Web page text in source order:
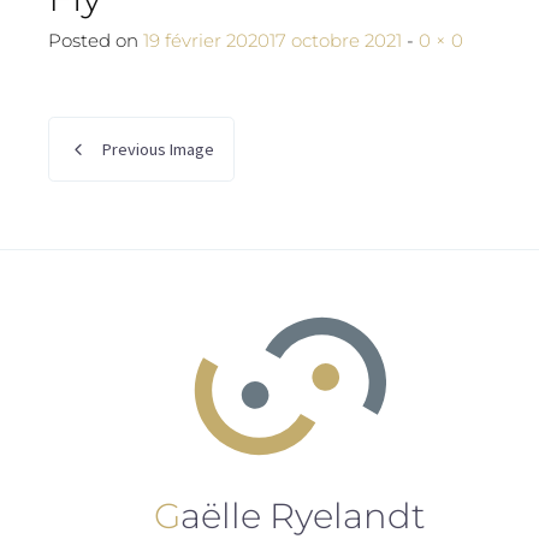
Posted on19 février 202017 octobre 2021 -Full size
0 × 0
Previous Image
Gaëlle Ryelandt